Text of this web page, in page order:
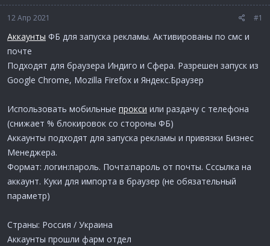
12 Апр 2021 #1
Аккаунты ФБ для запуска рекламы. Активированы по смс и
почте
Подходят для браузера Индиго и Сфера. Разрешен запуск из
Google Chrome, Mozilla Firefox и Яндекс.Браузер
Использовать мобильные прокси или раздачу с телефона
(снижает % блокировок со стороны ФБ)
Аккаунты подходят для запуска рекламы и привязки Бизнес
Менеджера.
Формат: логин:пароль. Почта:пароль от почты. Сссылка на
аккаунт. Куки для импорта в браузер (не обязательный
параметр)
Страны: Россия / Украина
Аккаунты прошли фарм отдел